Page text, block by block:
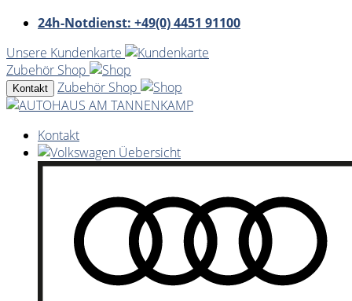
24h-Notdienst: +49(0) 4451 91100
Unsere Kundenkarte
Zubehör Shop
Kontakt Zubehör Shop
Kontakt